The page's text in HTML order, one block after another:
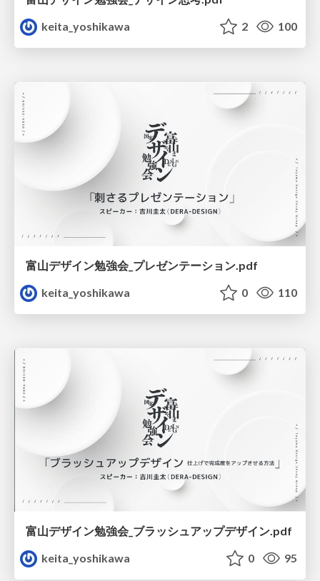
keita_yoshikawa
2 100
富山デザイン勉強会_プレゼンテーション.pdf
keita_yoshikawa
0 110
富山デザイン勉強会_ブラッシュアップデザイン.pdf
keita_yoshikawa
0 95